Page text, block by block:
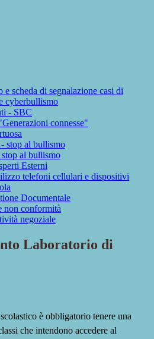
e scheda di segnalazione casi di
cyberbullismo
- SBC
connesse"
stop al bullismo
al bullismo
Esterni
telefoni cellulari e dispositivi
Documentale
non conformità
negoziale
Laboratorio di
è obbligatorio tenere una
che intendono accedere al